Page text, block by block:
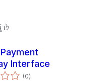
છે
Interface
(0કુલ
રેટિંગ્સ
)